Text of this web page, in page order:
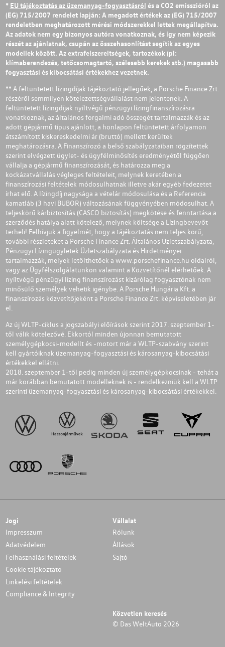
* EU tájékoztatás az üzemanyag-fogyasztásról és a CO2 emisszióról az
(EG) 715/2007 rendelet lapján: A megadott értékek az (EG) 715/2007
rendeletben meghatározott mérési módszerekkel lettek megállapítva.
Az adatok nem egy bizonyos autóra vonatkoznak, és így nem képezik
részét az ajánlatnak, csupán az összehasonlítást segítik az egyes
modellek között. Az extrafelszereltségek, tartozékok (pl:
klímaberendezés, tetőcsomagtartó, szélesebb kerekek stb.) magasabb
fogyasztási és kibocsátási értékekhez vezetnek.
** A feltüntetett lízingdíjak tájékoztató jellegűek, a Porsche Finance Zrt.
részéről semmilyen kötelezettségvállalást nem jelentenek. A
feltüntetett lízingdíjak nyíltvégű pénzügyi lízingfinanszírozásra
vonatkoznak, az általános forgalmi adó összegét tartalmazzák és az
adott gépjármű típus ajánlott, a honlapon feltüntetett árfolyamon
átszámított kiskereskedelmi ár (bruttó) mellett kerültek
meghatározásra. A Finanszírozó a belső szabályzataiban rögzítettek
szerint elvégzett ügylet- és ügyfélminősítés eredményétől függően
vállalja a gépjármű finanszírozását, és határozza meg a
kockázatvállalás végleges feltételeit, melynek keretében a
finanszírozási feltételek módosulhatnak illetve akár egyéb fedezetet
írhat elő. A lízingdíj nagysága a vételár módosulása és a Referencia
kamatláb (3 havi BUBOR) változásának függvényében módosulhat. A
teljeskörű kárbiztosítás (CASCO biztosítás) megkötése és fenntartása a
szerződés hatálya alatt kötelező, melynek költsége a Lízingbevevőt
terheli! Felhívjuk a figyelmét, hogy a tájékoztatás nem teljes körű,
további részleteket a Porsche Finance Zrt. Általános Üzletszabályzata,
Pénzügyi Lízingügyletek Üzletszabályzata és Hirdetményei
tartalmazzák, melyek letölthetőek a www.porschefinance.hu oldalról,
vagy az Ügyfélszolgálatunkon valamint a Közvetítőnél elérhetőek. A
nyíltvégű pénzügyi lízing finanszírozást kizárólag fogyasztónak nem
minősülő személyek vehetik igénybe. A Porsche Hungária Kft. a
finanszírozás közvetítőjeként a Porsche Finance Zrt. képviseletében jár
el.
Az új WLTP-ciklus a jogszabályi előírások szerint 2017. szeptember 1-
től válik kötelezővé. Ekkortól minden újonnan bemutatott
személygépkocsi-modellt és -motort már a WLTP-szabvány szerint
kell gyártóiknak üzemanyag-fogyasztási és károsanyag-kibocsátási
értékekkel ellátni.
2018. szeptember 1-től pedig minden új személygépkocsinak - tehát a
már korábban bemutatott modelleknek is - rendelkezniük kell a WLTP
szerinti üzemanyag-fogyasztási és károsanyag-kibocsátási értékekkel.
Jogi
Impresszum
Adatvédelem
Felhasználási feltételek
Cookie tájékoztato
Linkelési feltételek
Compliance & Integrity
Vállalat
Rólunk
Állások
Sajtó
Közvetlen keresés
© Das WeltAuto 2026